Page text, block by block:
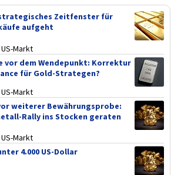
Zeitfenster für
aufgeht
US-Markt
vor dem Wendepunkt: Korrektur
für Gold-Strategen?
US-Markt
weiterer Bewährungsprobe:
Rally ins Stocken geraten
US-Markt
4.000 US-Dollar